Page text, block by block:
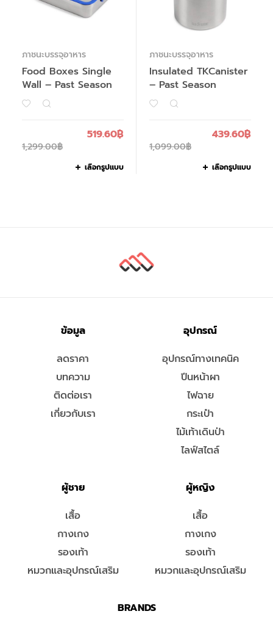
ภาชนะบรรจุอาหาร
Food Boxes Single
Wall – Past Season
1,299.00฿
519.60฿
เลือกรูปแบบ
ภาชนะบรรจุอาหาร
Insulated TKCanister
– Past Season
1,099.00฿
439.60฿
เลือกรูปแบบ
ข้อมูล
ลดราคา
บทความ
ติดต่อเรา
เกี่ยวกับเรา
อุปกรณ์
อุปกรณ์ทางเทคนิค
ปีนหน้าผา
ไฟฉาย
กระเป๋า
ไม้เท้าเดินป่า
ไลฟ์สไตล์
ผู้ชาย
เสื้อ
กางเกง
รองเท้า
หมวกและอุปกรณ์เสริม
ผู้หญิง
เสื้อ
กางเกง
รองเท้า
หมวกและอุปกรณ์เสริม
BRANDS